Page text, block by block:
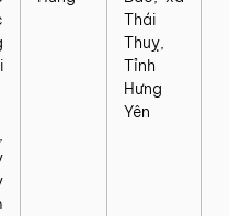
Thái
Thuỵ,
Tỉnh
Hưng
Yên